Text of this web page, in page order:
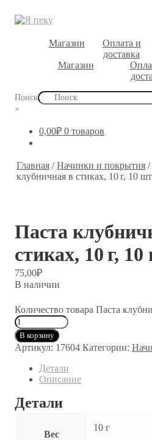
Магазин
Оплата и
доставка
Магазин
Поиск
×
0,00₽ 0 товаров
Главная /Начинки и покрытия
клубничная в стиках, 10 г, 10 шт
Паста
стиках, 10 г,
75,00₽
В наличии
Количество товара Паста
В корзину
Артикул: 17604 Категории:
Детали
Описание
Детали
Вес
10 г